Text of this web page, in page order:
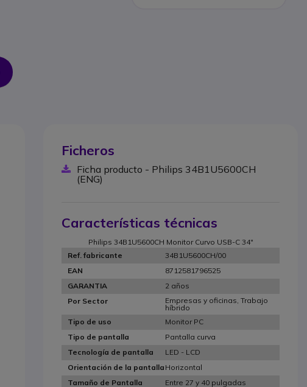
Ficheros
Ficha producto - Philips 34B1U5600CH
(ENG)
Características técnicas
Philips 34B1U5600CH Monitor Curvo USB-C 34"
Ref. fabricante
34B1U5600CH/00
EAN
8712581796525
GARANTIA
2 años
Por Sector
Empresas y oficinas, Trabajo
híbrido
Tipo de uso
Monitor PC
Tipo de pantalla
Pantalla curva
Tecnología de pantalla
LED - LCD
Orientación de la pantalla Horizontal
Tamaño de Pantalla
Entre 27 y 40 pulgadas